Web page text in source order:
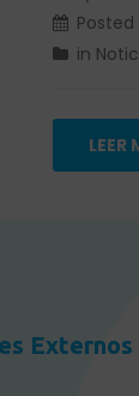
Posted
in
LEER
Externos